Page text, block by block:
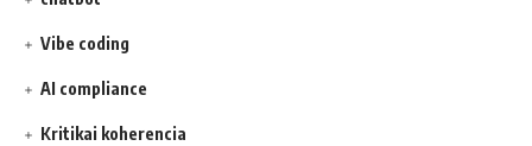
Vibe coding
AI compliance
Kritikai koherencia